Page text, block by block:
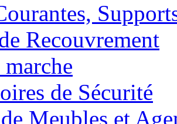
Recouvrement
de Sécurité
Meubles et